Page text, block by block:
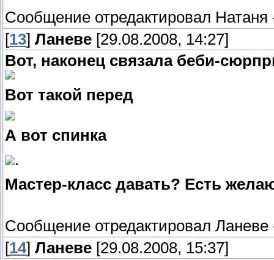
Сообщение отредактировал Натаня
[13] Ланеве [29.08.2008, 14:27]
Вот, наконец связала беби-
Вот такой перед
А вот спинка
.
Мастер-класс давать? Есть
Сообщение отредактировал Ланеве
[14] Ланеве [29.08.2008, 15:37]